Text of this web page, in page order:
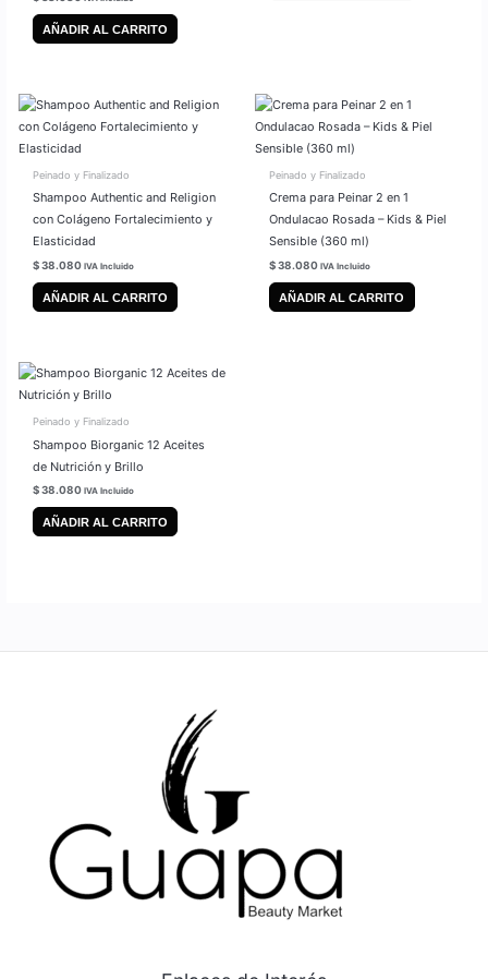
AÑADIR AL CARRITO
Peinado y Finalizado
Shampoo Authentic and Religion
con Colágeno Fortalecimiento y
Elasticidad
$38.080 IVA Incluido
AÑADIR AL CARRITO
Peinado y Finalizado
Crema para Peinar 2 en 1
Ondulacao Rosada – Kids & Piel
Sensible (360 ml)
$38.080 IVA Incluido
AÑADIR AL CARRITO
Peinado y Finalizado
Shampoo Biorganic 12 Aceites
de Nutrición y Brillo
$38.080 IVA Incluido
AÑADIR AL CARRITO